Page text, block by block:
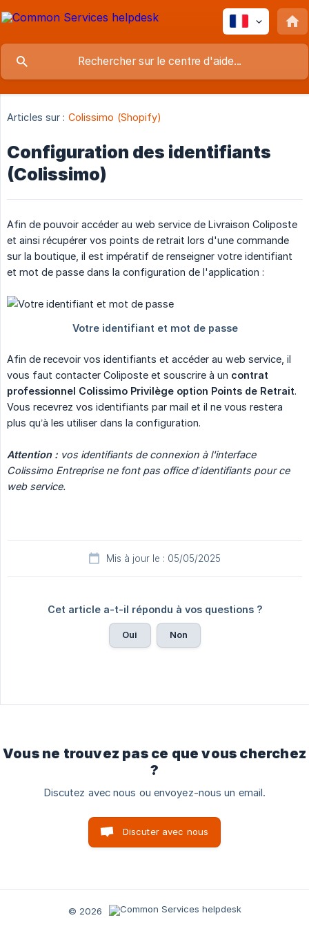
Articles sur : Colissimo (Shopify)
Configuration des identifiants
(Colissimo)
Afin de pouvoir accéder au web service de Livraison Coliposte
et ainsi récupérer vos points de retrait lors d'une commande
sur la boutique, il est impératif de renseigner votre identifiant
et mot de passe dans la configuration de l'application :
Afin de recevoir vos identifiants et accéder au web service, il
vous faut contacter Coliposte et souscrire à un contrat
professionnel Colissimo Privilège option Points de Retrait.
Vous recevrez vos identifiants par mail et il ne vous restera
plus qu’à les utiliser dans la configuration.
Attention : vos identifiants de connexion à l'interface
Colissimo Entreprise ne font pas office d’identifiants pour ce
web service.
Mis à jour le : 05/05/2025
Cet article a-t-il répondu à vos questions ?
Oui Non
Vous ne trouvez pas ce que vous cherchez
?
Discutez avec nous ou envoyez-nous un email.
Discuter avec nous
© 2026